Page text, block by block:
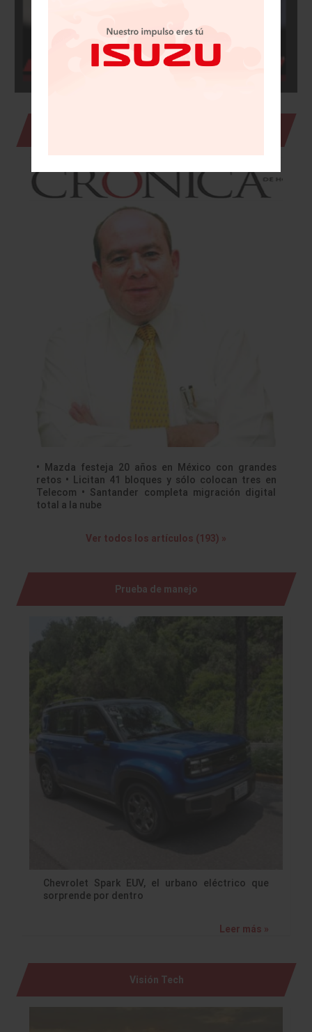
• Mazda festeja 20 años en México con grandes
retos • Licitan 41 bloques y sólo colocan tres en
Telecom • Santander completa migración digital
total a la nube
Ver todos los artículos (193) »
Prueba de manejo
Chevrolet Spark EUV, el urbano eléctrico que
sorprende por dentro
Leer más »
Visión Tech